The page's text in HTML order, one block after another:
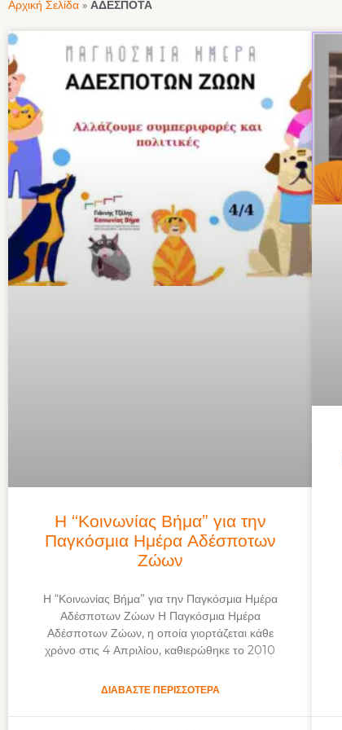
Αρχική Σελίδα » ΑΔΕΣΠΟΤΑ
Η “Κοινωνίας Βήμα” για την
Παγκόσμια Ημέρα Αδέσποτων
Ζώων
Η “Κοινωνίας Βήμα” για την Παγκόσμια Ημέρα
Αδέσποτων Ζώων Η Παγκόσμια Ημέρα
Αδέσποτων Ζώων, η οποία γιορτάζεται κάθε
χρόνο στις 4 Απριλίου, καθιερώθηκε το 2010
ΔΙΑΒΆΣΤΕ ΠΕΡΙΣΣΌΤΕΡΑ